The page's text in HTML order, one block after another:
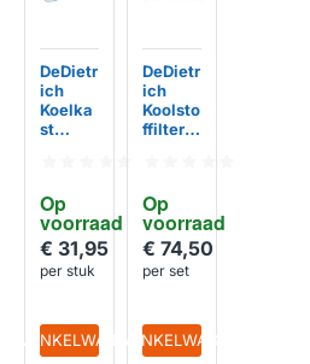
Op
voorraad
DeDietr
ich
Koelka
st
40mm
224611
3100
€ 31,95
per stuk
IN WINKELWAGEN
Op
voorraad
DeDietr
ich
Koolsto
ffilter
€ 74,50
per set
IN WINKELWAGEN